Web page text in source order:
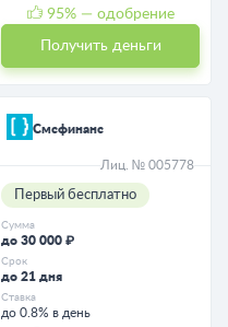
95% — одобрение
Получить деньги
Смсфинанс
Лиц. № 005778
Первый бесплатно
Сумма
до 30 000 ₽
Срок
до 21 дня
Ставка
до 0.8% в день